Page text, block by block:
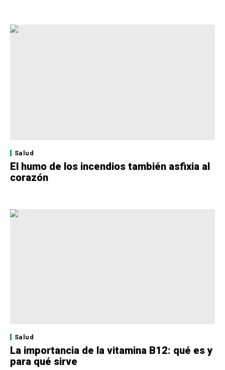
Salud
El humo de los incendios también asfixia al
corazón
Salud
La importancia de la vitamina B12: qué es y
para qué sirve